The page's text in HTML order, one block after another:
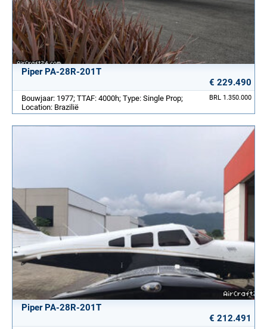
Piper PA-28R-201T
€ 229.490
BRL 1.350.000
Bouwjaar: 1977; TTAF: 4000h; Type: Single Prop;
Location: Brazilië
Piper PA-28R-201T
€ 212.491